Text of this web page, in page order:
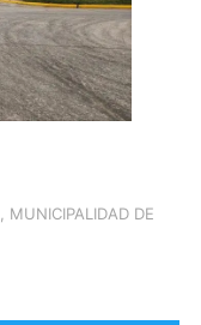
, MUNICIPALIDAD DE